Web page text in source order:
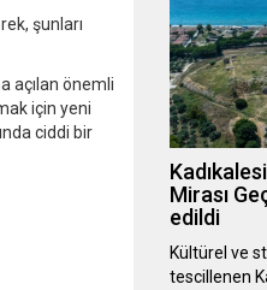
şunları
açılan önemli
için yeni
ciddi bir
Mirası
edildi
Kültürel ve
tescillenen